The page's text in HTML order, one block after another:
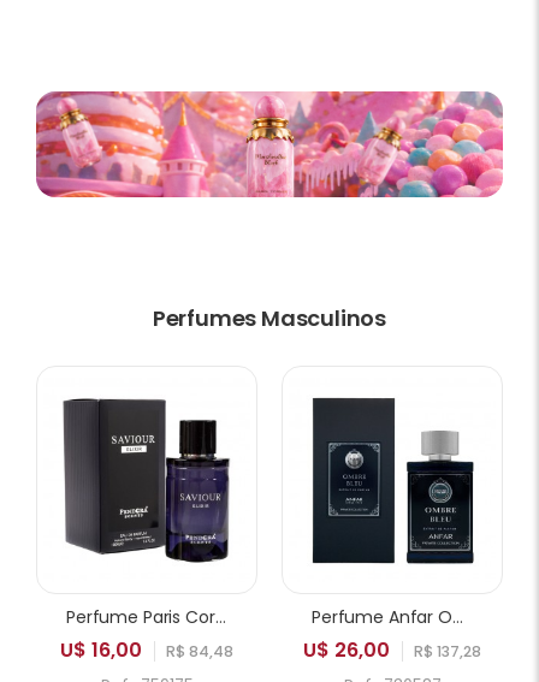
Perfumes Masculinos
Perfume Paris Corner Pendora Saviour Elixir EDP Masculino 100ml
U$ 16,00 R$ 84,48
Perfume Anfar Ombre Bleu Extrait de Parfum Masculino 50ml
U$ 26,00 R$ 137,28